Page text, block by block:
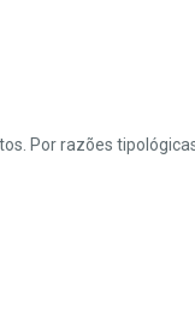
Por razões